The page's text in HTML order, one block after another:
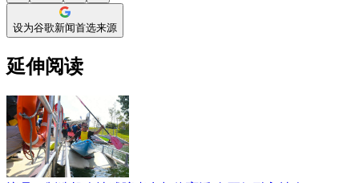
设为谷歌新闻首选来源
延伸阅读